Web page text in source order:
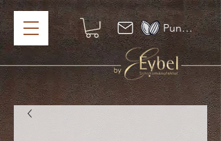
Punkte ansehen